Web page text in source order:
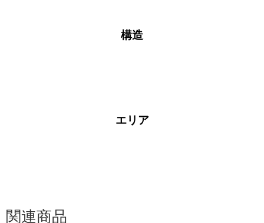
構造
エリア
関連商品